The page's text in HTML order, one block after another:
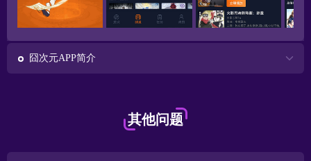
囧次元APP简介
其他问题